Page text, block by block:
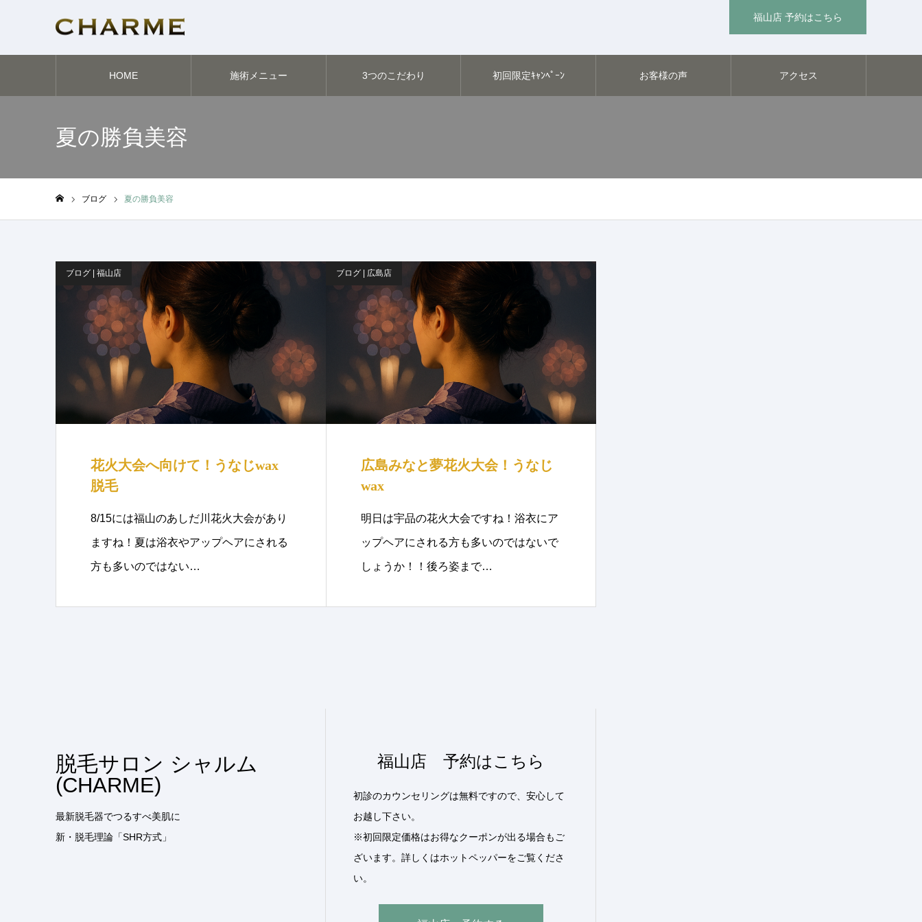
福山店 予約はこちら
HOME 施術メニュー 3つのこだわり 初回限定ｷｬﾝﾍﾟｰﾝ お客様の声 アクセス
夏の勝負美容
ブログ 夏の勝負美容
ブログ | 福山店
花火大会へ向けて！うなじwax
脱毛
8/15には福山のあしだ川花火大会があり
ますね！夏は浴衣やアップヘアにされる
方も多いのではない…
ブログ | 広島店
広島みなと夢花火大会！うなじ
wax
明日は宇品の花火大会ですね！浴衣にア
ップヘアにされる方も多いのではないで
しょうか！！後ろ姿まで…
脱毛サロン シャルム
(CHARME)
最新脱毛器でつるすべ美肌に
新・脱毛理論「SHR方式」
福山店 予約はこちら
初診のカウンセリングは無料ですので、安心して
お越し下さい。
※初回限定価格はお得なクーポンが出る場合もご
ざいます。詳しくはホットペッパーをご覧くださ
い。